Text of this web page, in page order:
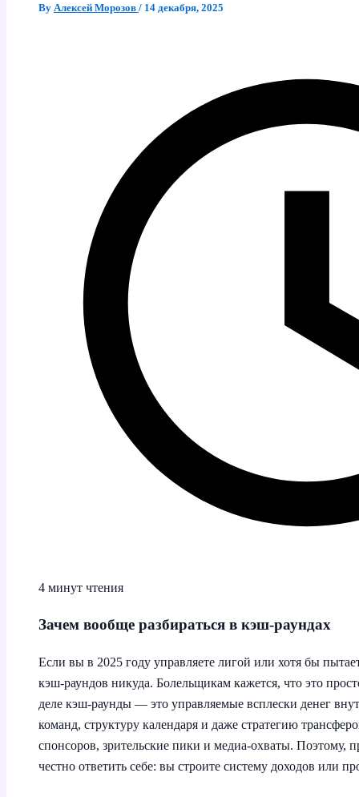
By Алексей Морозов / 14 декабря, 2025
4 минут чтения
Зачем вообще разбираться в кэш‑раундах
Если вы в 2025 году управляете лигой или хотя бы
кэш‑раундов никуда. Болельщикам кажется, что это
деле кэш‑раунды — это управляемые всплески денег
команд, структуру календаря и даже стратегию
спонсоров, зрительские пики и медиа‑охваты. Поэтому,
честно ответить себе: вы строите систему доходов или